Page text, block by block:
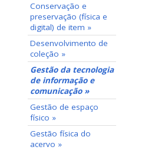
Conservação e
preservação (física e
digital) de item »
Desenvolvimento de
coleção »
Gestão da tecnologia
de informação e
comunicação »
Gestão de espaço
físico »
Gestão física do
acervo »